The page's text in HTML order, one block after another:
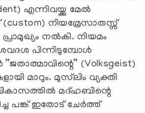
എന്നിവയ്ക്കു മേല്‍
നിയമ്രേസാതസ്സ്
നല്‍കി. നിയമം
പിന്നിടുമ്പോള്‍
(Volksgeist)
മാറും. മുസ്‌ലിം വ്യക്തി
മദ്ഹബിന്റെ
പങ്ക് ഇതോട് ചേര്‍ത്ത്